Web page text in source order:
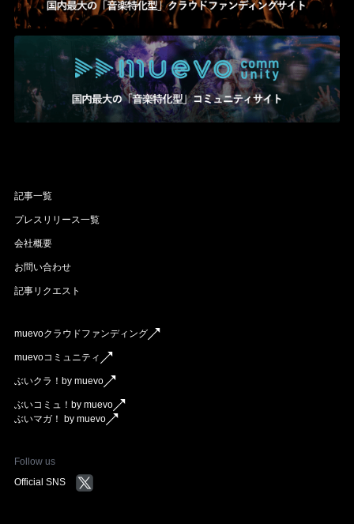
記事一覧
プレスリリース一覧
会社概要
お問い合わせ
記事リクエスト
muevoクラウドファンディング
muevoコミュニティ
ぶいクラ！by muevo
ぶいコミュ！by muevo
ぶいマガ！ by muevo
Follow us
Official SNS